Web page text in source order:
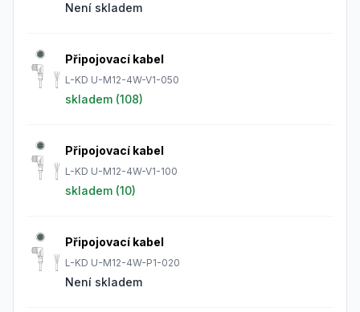
Není skladem
Připojovací kabel
L-KD U-M12-4W-V1-050
skladem (108)
Připojovací kabel
L-KD U-M12-4W-V1-100
skladem (10)
Připojovací kabel
L-KD U-M12-4W-P1-020
Není skladem